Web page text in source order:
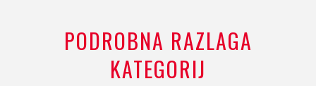
PODROBNA RAZLAGA
KATEGORIJ